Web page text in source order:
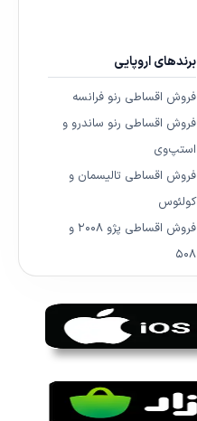
برندهای اروپایی
فروش اقساطی رنو فرانسه
فروش اقساطی رنو ساندرو و
استپ‌وی
فروش اقساطی تالیسمان و
کولئوس
فروش اقساطی پژو ۲۰۰۸ و
۵۰۸